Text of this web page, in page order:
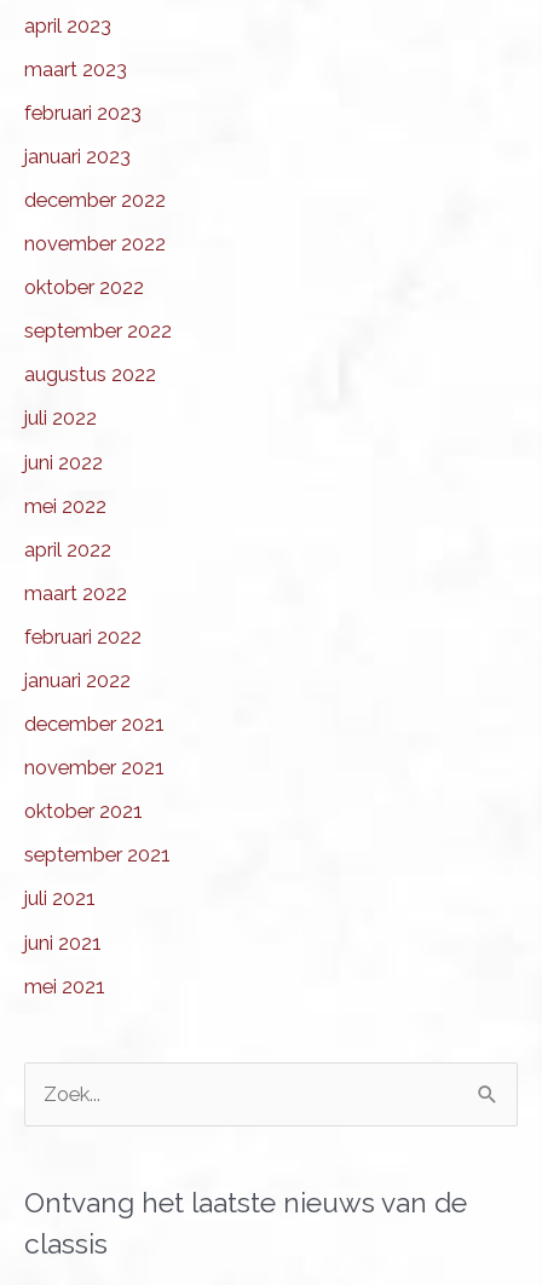
april 2023
maart 2023
februari 2023
januari 2023
december 2022
november 2022
oktober 2022
september 2022
augustus 2022
juli 2022
juni 2022
mei 2022
april 2022
maart 2022
februari 2022
januari 2022
december 2021
november 2021
oktober 2021
september 2021
juli 2021
juni 2021
mei 2021
k
n
Ontvang het laatste nieuws van de
classis